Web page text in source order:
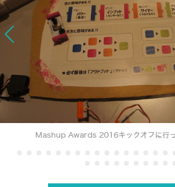
Mashup Awards 2016キックオフに行